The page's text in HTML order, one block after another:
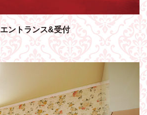
エントランス&受付